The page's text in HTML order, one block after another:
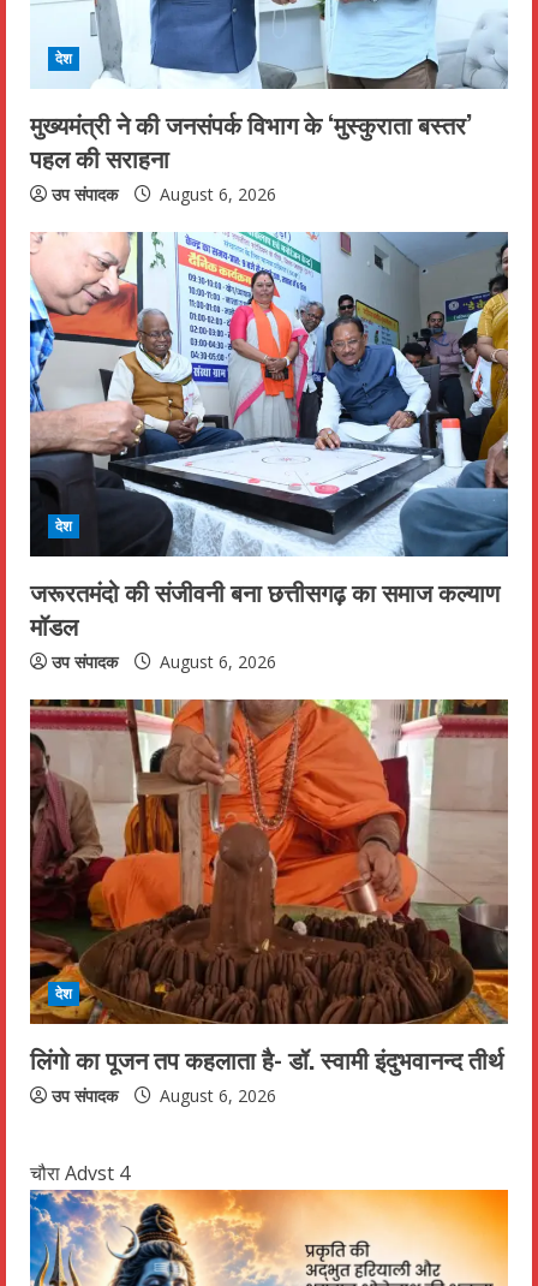
d
n
g
देश
मुख्यमंत्री ने की जनसंपर्क विभाग के ‘मुस्कुराता बस्तर’
पहल की सराहना
उप संपादक August 6, 2026
देश
जरूरतमंदो की संजीवनी बना छत्तीसगढ़ का समाज कल्याण
मॉडल
उप संपादक August 6, 2026
देश
लिंगो का पूजन तप कहलाता है- डॉ. स्वामी इंदुभवानन्द तीर्थ
उप संपादक August 6, 2026
चौरा Advst 4